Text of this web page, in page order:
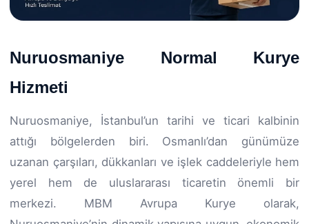
Nuruosmaniye Normal Kurye
Hizmeti
Nuruosmaniye, İstanbul’un tarihi ve ticari kalbinin
attığı bölgelerden biri. Osmanlı’dan günümüze
uzanan çarşıları, dükkanları ve işlek caddeleriyle hem
yerel hem de uluslararası ticaretin önemli bir
merkezi. MBM Avrupa Kurye olarak,